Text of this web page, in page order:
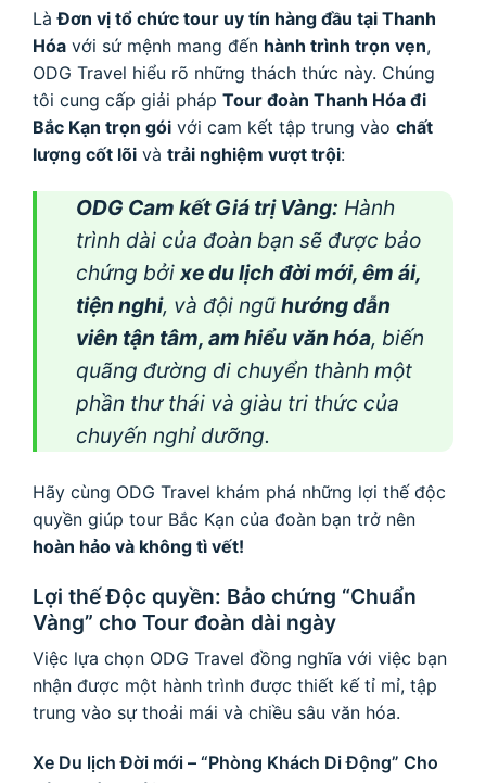
LàĐơn vị tổ chức tour uy tín hàng đầu tại Thanh
Hóa với sứ mệnh mang đến hành trình trọn vẹn,
ODG Travel hiểu rõ những thách thức này. Chúng
tôi cung cấp giải pháp Tour đoàn Thanh Hóa đi
Bắc Kạn trọn gói với cam kết tập trung vào chất
lượng cốt lõi và trải nghiệm vượt trội:
ODG Cam kết Giá trị Vàng: Hành
trình dài của đoàn bạn sẽ được bảo
chứng bởi xe du lịch đời mới, êm ái,
tiện nghi, và đội ngũ hướng dẫn
viên tận tâm, am hiểu văn hóa, biến
quãng đường di chuyển thành một
phần thư thái và giàu tri thức của
chuyến nghỉ dưỡng.
Hãy cùng ODG Travel khám phá những lợi thế độc
quyền giúp tour Bắc Kạn của đoàn bạn trở nên
hoàn hảo và không tì vết!
Lợi thế Độc quyền: Bảo chứng “Chuẩn
Vàng” cho Tour đoàn dài ngày
Việc lựa chọn ODG Travel đồng nghĩa với việc bạn
nhận được một hành trình được thiết kế tỉ mỉ, tập
trung vào sự thoải mái và chiều sâu văn hóa.
Xe Du lịch Đời mới – “Phòng Khách Di Động” Cho